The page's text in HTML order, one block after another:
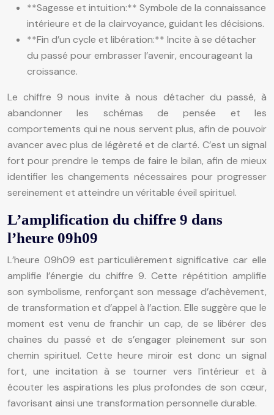
**Sagesse et intuition:** Symbole de la connaissance
intérieure et de la clairvoyance, guidant les décisions.
**Fin d’un cycle et libération:** Incite à se détacher
du passé pour embrasser l’avenir, encourageant la
croissance.
Le chiffre 9 nous invite à nous détacher du passé, à
abandonner les schémas de pensée et les
comportements qui ne nous servent plus, afin de pouvoir
avancer avec plus de légèreté et de clarté. C’est un signal
fort pour prendre le temps de faire le bilan, afin de mieux
identifier les changements nécessaires pour progresser
sereinement et atteindre un véritable éveil spirituel.
L’amplification du chiffre 9 dans
l’heure 09h09
L’heure 09h09 est particulièrement significative car elle
amplifie l’énergie du chiffre 9. Cette répétition amplifie
son symbolisme, renforçant son message d’achèvement,
de transformation et d’appel à l’action. Elle suggère que le
moment est venu de franchir un cap, de se libérer des
chaînes du passé et de s’engager pleinement sur son
chemin spirituel. Cette heure miroir est donc un signal
fort, une incitation à se tourner vers l’intérieur et à
écouter les aspirations les plus profondes de son cœur,
favorisant ainsi une transformation personnelle durable.